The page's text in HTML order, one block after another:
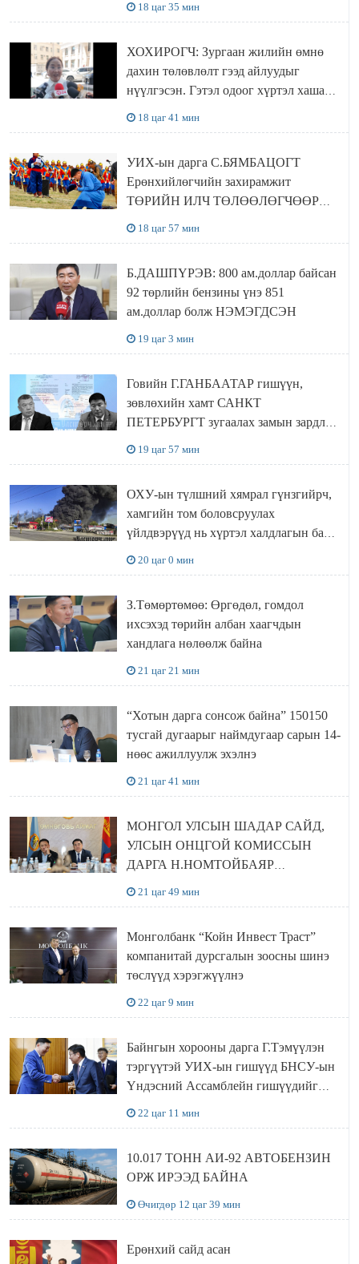
18 цаг 35 мин
ХОХИРОГЧ: Зургаан жилийн өмнө
дахин төлөвлөлт гээд айлуудыг
нүүлгэсэн. Гэтэл одоог хүртэл хашаа
18 цаг 41 мин
УИХ-ын дарга С.БЯМБАЦОГТ
Ерөнхийлөгчийн захирамжит
ТӨРИЙН ИЛЧ ТӨЛӨӨЛӨГЧӨӨР
18 цаг 57 мин
Б.ДАШПҮРЭВ: 800 ам.доллар байсан
92 төрлийн бензины үнэ 851
ам.доллар болж НЭМЭГДСЭН
19 цаг 3 мин
Говийн Г.ГАНБААТАР гишүүн,
зөвлөхийн хамт САНКТ
ПЕТЕРБУРГТ зугаалах замын зардлаа
19 цаг 57 мин
ОХУ-ын түлшний хямрал гүнзгийрч,
хамгийн том боловсруулах
үйлдвэрүүд нь хүртэл халдлагын бай
20 цаг 0 мин
З.Төмөртөмөө: Өргөдөл, гомдол
ихсэхэд төрийн албан хаагчдын
хандлага нөлөөлж байна
21 цаг 21 мин
“Хотын дарга сонсож байна” 150150
тусгай дугаарыг наймдугаар сарын 14-
нөөс ажиллуулж эхэлнэ
21 цаг 41 мин
МОНГОЛ УЛСЫН ШАДАР САЙД,
УЛСЫН ОНЦГОЙ КОМИССЫН
ДАРГА Н.НОМТОЙБАЯР
21 цаг 49 мин
Монголбанк “Койн Инвест Траст”
компанитай дурсгалын зоосны шинэ
төслүүд хэрэгжүүлнэ
22 цаг 9 мин
Байнгын хорооны дарга Г.Тэмүүлэн
тэргүүтэй УИХ-ын гишүүд БНСУ-ын
Үндэсний Ассамблейн гишүүдийг
22 цаг 11 мин
10.017 ТОНН АИ-92 АВТОБЕНЗИН
ОРЖ ИРЭЭД БАЙНА
Өчигдөр 12 цаг 39 мин
Ерөнхий сайд асан